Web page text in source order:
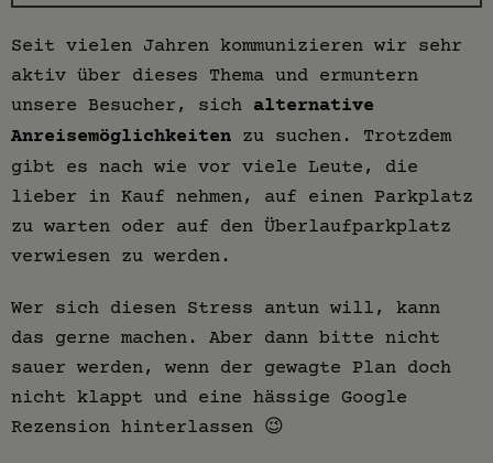
Seit vielen Jahren kommunizieren wir sehr
aktiv über dieses Thema und ermuntern
unsere Besucher, sich alternative
Anreisemöglichkeiten zu suchen. Trotzdem
gibt es nach wie vor viele Leute, die
lieber in Kauf nehmen, auf einen Parkplatz
zu warten oder auf den Überlaufparkplatz
verwiesen zu werden.
Wer sich diesen Stress antun will, kann
das gerne machen. Aber dann bitte nicht
sauer werden, wenn der gewagte Plan doch
nicht klappt und eine hässige Google
Rezension hinterlassen 😉